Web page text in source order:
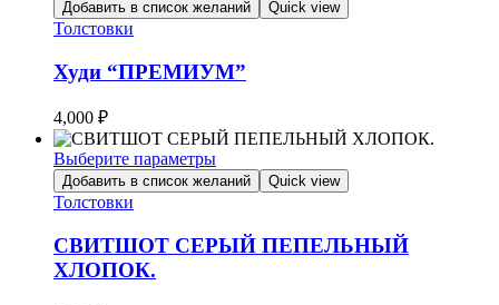
товара.
товар
несколько
вариаций.
можно
выбрать
на
странице
товара.
Добавить в список желаний Quick view
Толстовки
Худи “ПРЕМИУМ”
4,000 ₽
Выберите параметры
Этот
товар
несколько
вариаций.
Опции
Добавить в список желаний Quick view
Толстовки
СВИТШОТ СЕРЫЙ ПЕПЕЛЬНЫЙ
ХЛОПОК.